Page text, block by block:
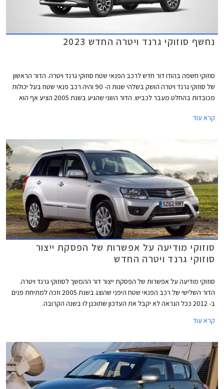
נחשף סוזוקי גרנד ויטרה החדש 2023
סוזוקי חשפה בהודו דור חדש לרכב הפנאי שטח סוזוקי גרנד ויטרה. הדור הראשון
של סוזוקי גרנד ויטרה הושק בשלהי שנות ה- 90 והיה רכב פנאי שטח בעל יכולות
מכובדות בהחלט מעבר לכביש. הדור השני שהגיע בשנת 2005 הציע אף הוא
למחליף. יצוין כי לסוזוקי ליין דגמים רחב עבור שווקים מתפתחים ורובם לא מגיעים
קרא עוד
סוזוקי מודיעה על אפשרות של הפסקת ייצור
סוזוקי גרנד ויטרה החדש
סוזוקי מודיעה על אפשרות של הפסקת ייצור דור ההמשך לסוזוקי גרנד ויטרה.
הדור השלישי של רכב הפנאי שטח היפני שהוצג בשנת 2005 וזכה למתיחת פנים
ב- 2012 ככל הנראה לא יקבל את העדכון שתוכנן לו בשנה הקרובה.
קרא עוד